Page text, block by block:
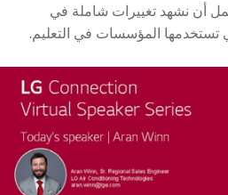
أن نشهد تغييرات شاملة في
تستخدمها المؤسسات في التعليم.